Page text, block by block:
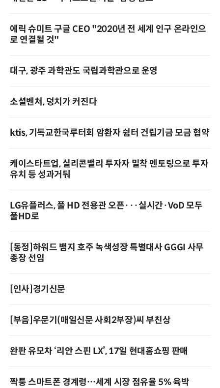
에릭 슈미트 구글 CEO "2020년 전 세계 인구 온라인으
로 연결될 것"
대구, 광주 과학관도 국립과학관으로 운영
소셜벤처, 덩치가 커진다
ktis, 기독교한국루터회 암환자 쉼터 건립기금 모금 협약
케이스타트업, 실리콘밸리 투자자 밀착 멘토링으로 투자
유치 등 성과거둬
LG유플러스, 풀 HD 전용관 오픈···실시간·VoD 모두
풀HD로
[동정]하워드 뱀지 호주 녹색성장 특별대사 GGGI 사무
총장 선임
[인사]경기신문
[부음]우문기(매일신문 사회2부장)씨 부친상
완판 유모차 ‘리안 스핀 LX’, 17일 현대홈쇼핑 판매
짝퉁 스마트폰 경계령…세계 시장 점유율 5% 육박